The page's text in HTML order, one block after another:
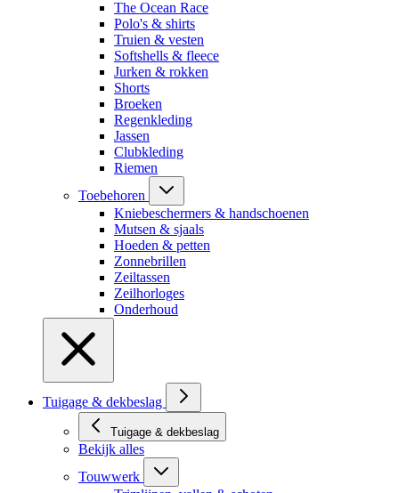
The Ocean Race
Polo's & shirts
Truien & vesten
Softshells & fleece
Jurken & rokken
Shorts
Broeken
Regenkleding
Jassen
Clubkleding
Riemen
Toebehoren
Kniebeschermers & handschoenen
Mutsen & sjaals
Hoeden & petten
Zonnebrillen
Zeiltassen
Zeilhorloges
Onderhoud
Tuigage & dekbeslag
Tuigage & dekbeslag
Bekijk alles
Touwwerk